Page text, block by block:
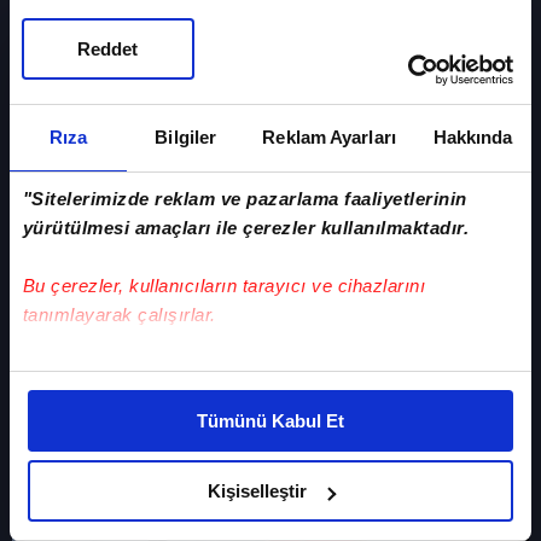
Rıza Bilgiler Reklam Ayarları Hakkında
"Sitelerimizde reklam ve pazarlama faaliyetlerinin
yürütülmesi amaçları ile çerezler kullanılmaktadır.
Bu çerezler, kullanıcıların tarayıcı ve cihazlarını
tanımlayarak çalışırlar.
Bu çerezlere izin vermeniz halinde sizlere özel
daha iyi reklam deneyimi yaşatabiliriz. Bunu yaparken
amacımızın size daha iyi bir reklam deneyimi sunmak
olduğunu ve sizlere en iyi içerikleri sunabilmek adına
elimizden gelen çabayı gösterdiğimizi ve bu noktada,
Tümünü Kabul Et
Kişiselleştir
Reddet
Yeter'e taze kan!